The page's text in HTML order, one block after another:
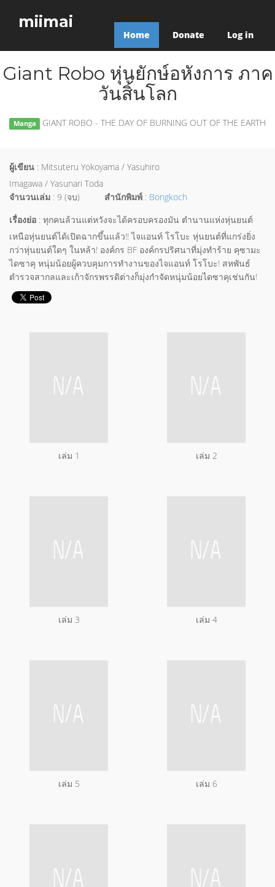
miimai
Home Donate Log in
Giant Robo หุ่นยักษ์อหังการ ภาค
วันสิ้นโลก
Manga GIANT ROBO - THE DAY OF BURNING OUT OF THE EARTH
ผู้เขียน : Mitsuteru Yokoyama / Yasuhiro
Imagawa / Yasunari Toda
จำนวนเล่ม : 9 (จบ) สำนักพิมพ์ : Bongkoch
เรื่องย่อ : ทุกคนล้วนแต่หวังจะได้ครอบครองมัน ตำนานแห่งหุ่นยนต์
เหนือหุ่นยนต์ได้เปิดฉากขึ้นแล้ว!! ไจแอนท์ โรโบะ หุ่นยนต์ที่แกร่งยิ่ง
กว่าหุ่นยนต์ใดๆ ในหล้า! องค์กร BF องค์กรปริศนาที่มุ่งทำร้าย คุซามะ
ไดซาคุ หนุ่มน้อยผู้ควบคุมการทำงานของไจแอนท์ โรโบะ! สหพันธ์
ตำรวจสากลและเก้าจักรพรรดิต่างก็มุ่งกำจัดหนุ่มน้อยไดซาคุเช่นกัน!
เล่ม 1 เล่ม 2
เล่ม 3 เล่ม 4
เล่ม 5 เล่ม 6